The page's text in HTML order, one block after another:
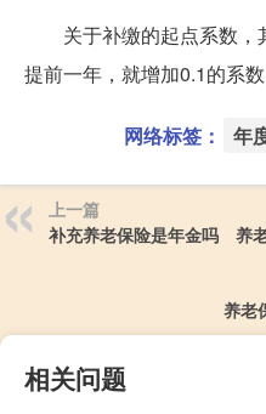
关于补缴的起点系数，
提前一年，就增加0.1的系数
网络标签： 年
上一篇
补充养老保险是年金吗 养
养老
相关问题